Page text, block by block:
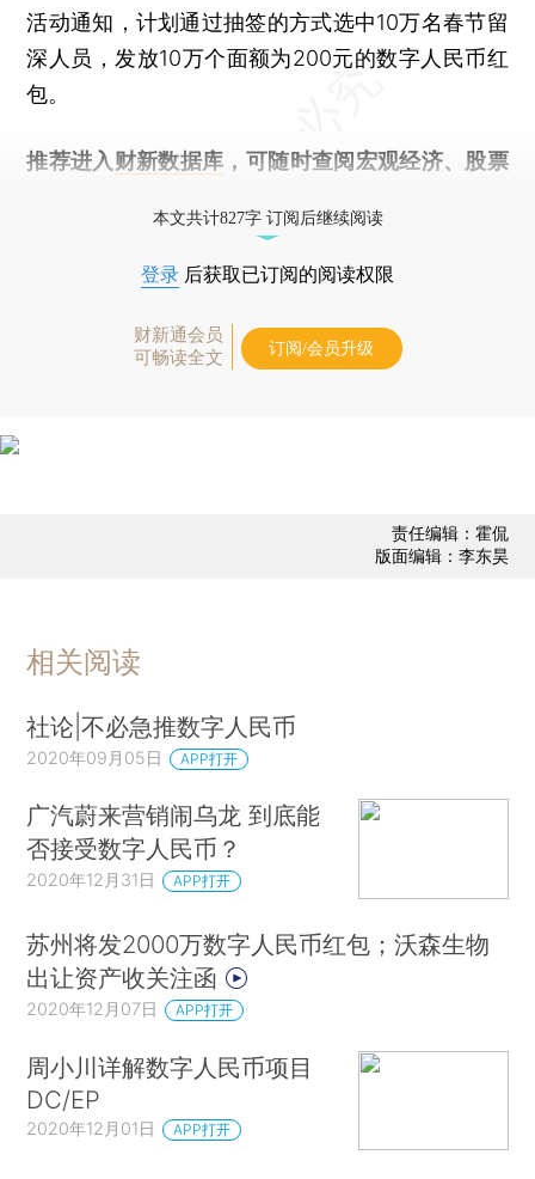
活动通知，计划通过抽签的方式选中10万名春节留
深人员，发放10万个面额为200元的数字人民币红
包。
推荐进入 财新数据库 ，可随时查阅宏观经济、股票
本文共计827字 订阅后继续阅读
登录 后获取已订阅的阅读权限
财新通会员
可畅读全文
订阅/会员升级
责任编辑：霍侃
版面编辑：李东昊
相关阅读
社论|不必急推数字人民币
2020年09月05日 APP打开
广汽蔚来营销闹乌龙 到底能
否接受数字人民币？
2020年12月31日 APP打开
苏州将发2000万数字人民币红包；沃森生物
出让资产收关注函
2020年12月07日 APP打开
周小川详解数字人民币项目
DC/EP
2020年12月01日 APP打开